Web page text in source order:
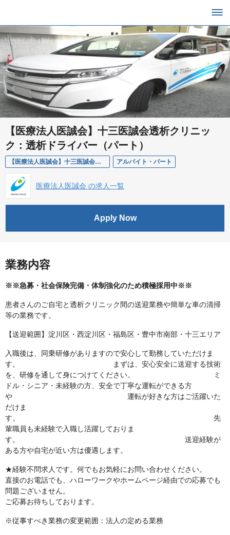
【医療法人医誠会】十三医誠会透析クリニッ
ク：透析ドライバー（パート）
【医療法人医誠会】十三医誠会透析クリニック：透析ドライバー（パート） アルバイト・パート
医療法人医誠会 の求人一覧
Apply Now
業務内容
※※急募・社会保険完備・体制強化のため積極採用中※※
患者さんのご自宅と透析クリニック間の送迎業務や簡単な車の清掃
等の業務です。
【送迎範囲】淀川区・西淀川区・福島区・豊中市南部・十三エリア
入職後は、同乗研修がありますので安心して勤務していただけま
す。 まずは、安心安全に送迎する技術
を、研修を通して身につけてください。 ミ
ドル・シニア・未経験の方、安全で丁寧な運転ができる方
や 運転が好きな方はご活躍いた
だけま
す。 先
輩職員も未経験で入職し活躍しておりま
す。 送迎経験が
ある方や自宅が近い方は優遇します。
★経験不問求人です。何でもお気軽にお問い合わせください。
直接のお電話でも、ハローワークやホームページ経由での応募でも
問題ございません。
ご応募お待ちしております。
※従事すべき業務の変更範囲：法人の定める業務